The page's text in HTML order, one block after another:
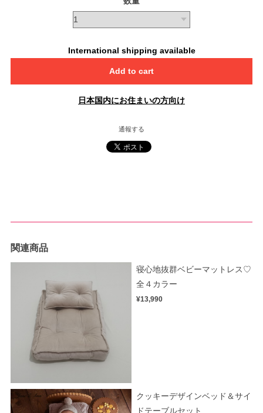
International shipping available
Add to cart
日本国内にお住まいの方向け
通報する
関連商品
寝心地抜群ベビーマットレス♡
全４カラー
¥13,990
クッキーデザインベッド＆サイ
ドテーブルセット